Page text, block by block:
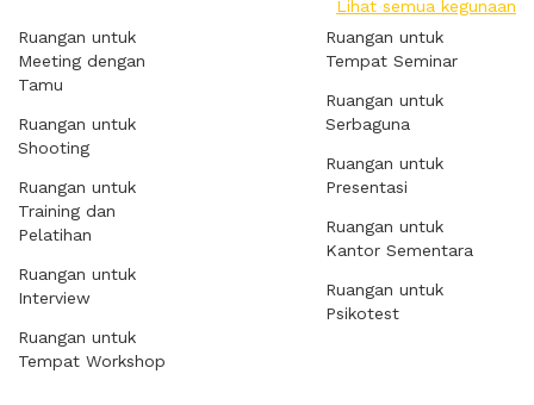
Lihat semua kegunaan
Ruangan untuk
Meeting dengan
Tamu
Ruangan untuk
Shooting
Ruangan untuk
Training dan
Pelatihan
Ruangan untuk
Interview
Ruangan untuk
Tempat Workshop
Ruangan untuk
Tempat Seminar
Ruangan untuk
Serbaguna
Ruangan untuk
Presentasi
Ruangan untuk
Kantor Sementara
Ruangan untuk
Psikotest